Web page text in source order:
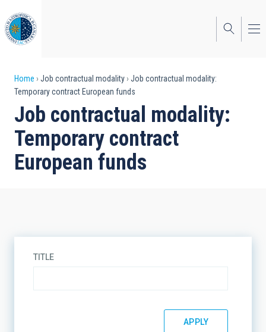
to
main
content
Breadcrumb
Home Job contractual modality
Job contractual modality:
Temporary contract European funds
Job contractual modality:
Temporary contract
European funds
TITLE